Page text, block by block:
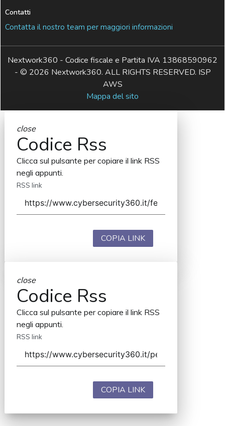
Contatti
Contatta il nostro team per maggiori informazioni
Nextwork360 - Codice fiscale e Partita IVA 13868590962
- © 2026 Nextwork360. ALL RIGHTS RESERVED. ISP
AWS
Mappa del sito
close
Codice Rss
Clicca sul pulsante per copiare il link RSS
negli appunti.
RSS link
COPIA LINK
close
Codice Rss
Clicca sul pulsante per copiare il link RSS
negli appunti.
RSS link
COPIA LINK